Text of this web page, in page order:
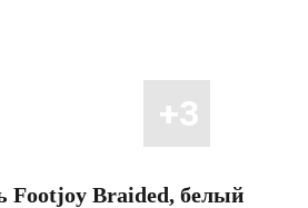
Footjoy Braided, белый